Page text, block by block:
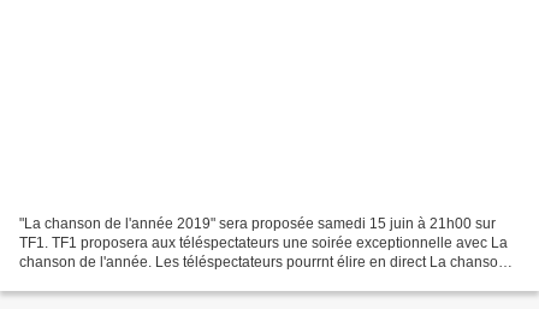
"La chanson de l'année 2019" sera proposée samedi 15 juin à 21h00 sur
TF1. TF1 proposera aux téléspectateurs une soirée exceptionnelle avec La
chanson de l'année. Les téléspectateurs pourrnt élire en direct La chanson